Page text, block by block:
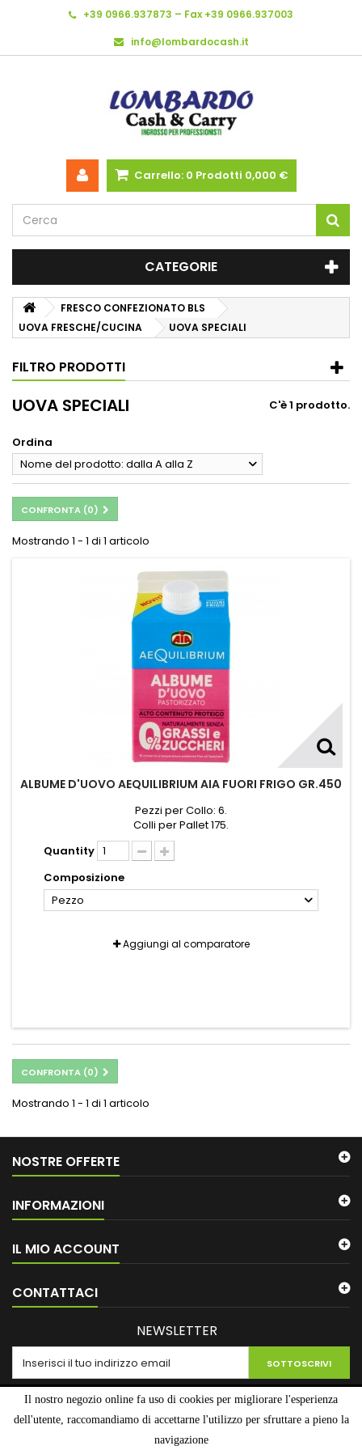
Il nostro negozio online fa uso di cookies per migliorare l'esperienza
dell'utente, raccomandiamo di accettarne l'utilizzo per sfruttare a pieno la
navigazione
+39 0966.937873 – Fax +39 0966.937003
info@lombardocash.it
Carrello: 0 Prodotti 0,000 €
CATEGORIE
FRESCO CONFEZIONATO BLS
UOVA FRESCHE/CUCINA
UOVA SPECIALI
FILTRO PRODOTTI
UOVA SPECIALI C'è 1 prodotto.
Ordina
Nome del prodotto: dalla A alla Z
CONFRONTA (0)
Mostrando 1 - 1 di 1 articolo
ALBUME D'UOVO AEQUILIBRIUM AIA FUORI FRIGO GR.450
Pezzi per Collo: 6.
Colli per Pallet 175.
Quantity
Composizione
Pezzo
Aggiungi al comparatore
CONFRONTA (0)
Mostrando 1 - 1 di 1 articolo
NOSTRE OFFERTE
INFORMAZIONI
IL MIO ACCOUNT
CONTATTACI
NEWSLETTER
SOTTOSCRIVI